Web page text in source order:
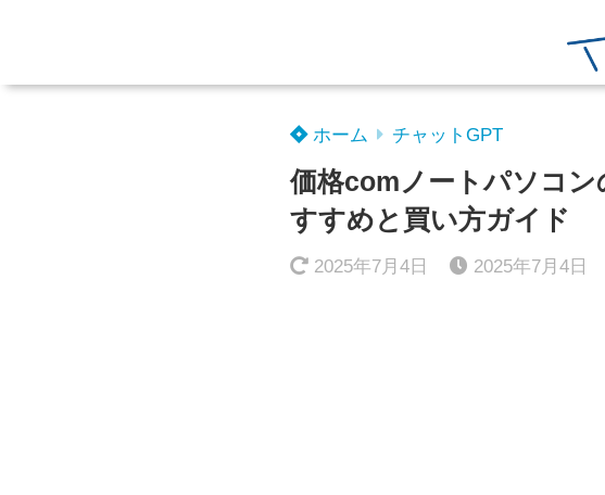
ホーム チャットGPT
価格comノートパソコン
すすめと買い方ガイド
2025年7月4日 2025年7月4日